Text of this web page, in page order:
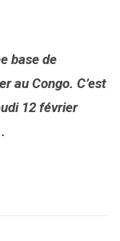
base de
au Congo. C’est
12 février